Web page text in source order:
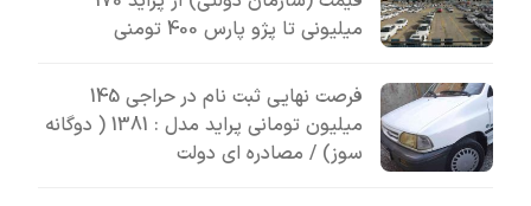
میلیونی تا پژو پارس 400 تومنی
فرصت نهایی ثبت نام در حراجی 145
میلیون تومانی پراید مدل : 1381 ( دوگانه
سوز) / مصادره ای دولت